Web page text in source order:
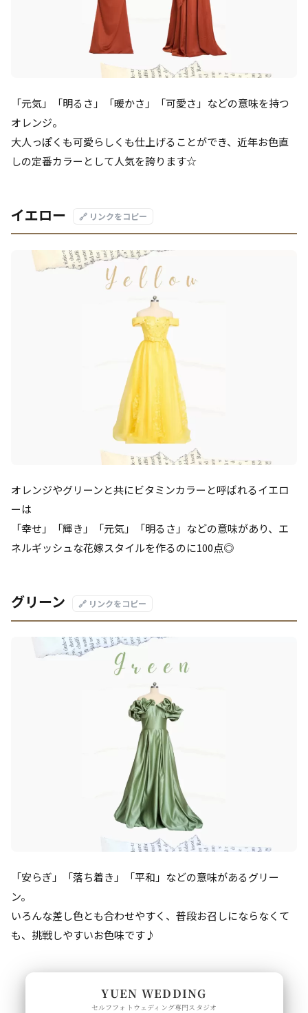
「元気」「明るさ」「暖かさ」「可愛さ」などの意味を持つ
オレンジ。
大人っぽくも可愛らしくも仕上げることができ、近年お色直
しの定番カラーとして人気を誇ります☆
イエロー 🔗 リンクをコピー
オレンジやグリーンと共にビタミンカラーと呼ばれるイエロ
ーは
「幸せ」「輝き」「元気」「明るさ」などの意味があり、エ
ネルギッシュな花嫁スタイルを作るのに100点◎
グリーン 🔗 リンクをコピー
「安らぎ」「落ち着き」「平和」などの意味があるグリー
ン。
いろんな差し色とも合わせやすく、普段お召しにならなくて
も、挑戦しやすいお色味です♪
YUEN WEDDING
セルフフォトウェディング専門スタジオ